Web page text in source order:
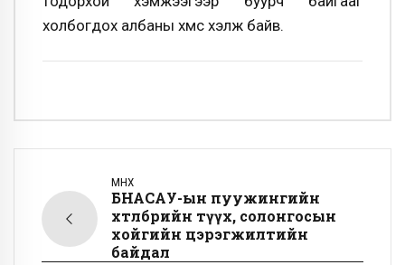
холбогдох албаны хүмүүс хэлж байв.
ӨМНӨХ
БНАСАУ-ын пуужингийн
хөтөлбөрийн түүх, солонгосын
хойгийн цэрэгжилтийн
байдал